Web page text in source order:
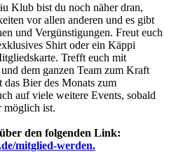
Klub bist du noch näher dran,
vor allen anderen und es gibt
und Vergünstigungen. Freut euch
Shirt oder ein Käppi
Trefft euch mit
dem ganzen Team zum Kraft
das Bier des Monats zum
auf viele weitere Events, sobald
möglich ist.
den folgenden Link:
mitglied-werden.